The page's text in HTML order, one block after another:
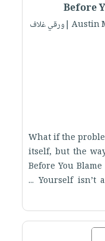
Before
| Austin Macauley |ورقي غلاف
What if the
itself, but the
Before You
Yourself isn’t